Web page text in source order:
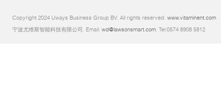
Copyright 2024 Uways Business Group BV. All rights reserved. www.vitaminent.com
宁波尤维斯智能科技有限公司. Email: wd@lawsonsmart.com. Tel:0574 8908 5812